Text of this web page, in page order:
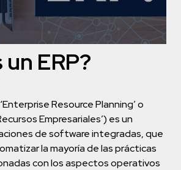
ERP?
Resource Planning’ o
Empresariales’) es un
de software integradas, que
la mayoría de las prácticas
con los aspectos operativos